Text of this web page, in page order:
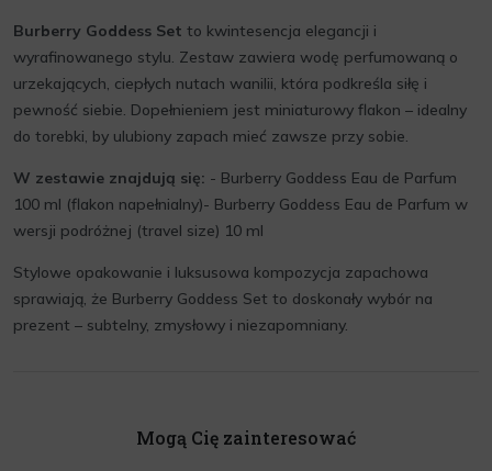
Burberry Goddess Set to kwintesencja elegancji i
wyrafinowanego stylu. Zestaw zawiera wodę perfumowaną o
urzekających, ciepłych nutach wanilii, która podkreśla siłę i
pewność siebie. Dopełnieniem jest miniaturowy flakon – idealny
do torebki, by ulubiony zapach mieć zawsze przy sobie.
W zestawie znajdują się: - Burberry Goddess Eau de Parfum
100 ml (flakon napełnialny)- Burberry Goddess Eau de Parfum w
wersji podróżnej (travel size) 10 ml
Stylowe opakowanie i luksusowa kompozycja zapachowa
sprawiają, że Burberry Goddess Set to doskonały wybór na
prezent – subtelny, zmysłowy i niezapomniany.
Mogą Cię zainteresować